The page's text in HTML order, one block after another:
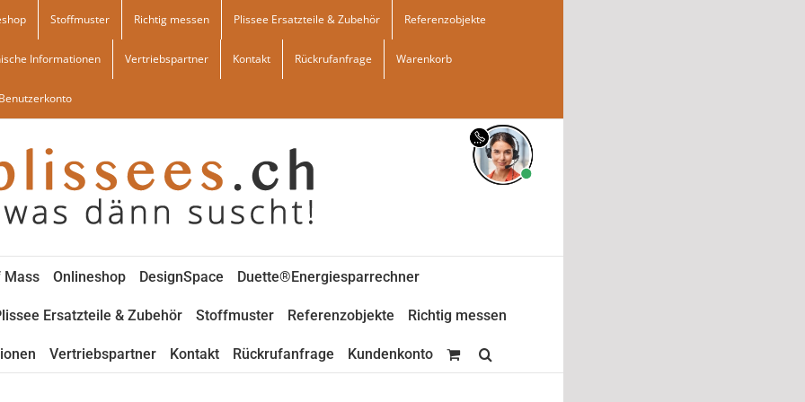
Stoffmuster Richtig messen Plissee Ersatzteile & Zubehör Referenzobjekte
Informationen Vertriebspartner Kontakt Rückrufanfrage Warenkorb
Mass Onlineshop DesignSpace Duette®Energiesparrechner
Ersatzteile & Zubehör Stoffmuster Referenzobjekte Richtig messen
Vertriebspartner Kontakt Rückrufanfrage Kundenkonto